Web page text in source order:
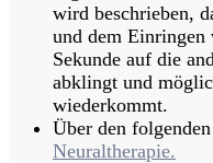
wird beschrieben,
und dem Einringen
Sekunde auf die
abklingt und
wiederkommt.
Über den
Neuraltherapie.